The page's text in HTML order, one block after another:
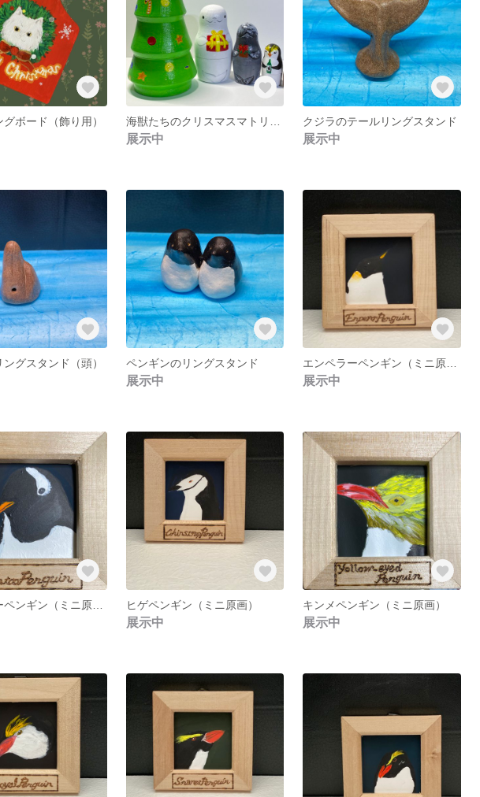
ボード（飾り用）
展示中
クジラのテールリングスタンド
展示中
グスタンド（頭） ペンギンのリングスタンド
展示中 展示中
ジェンツーペンギン（ミニ原画） ヒゲペンギン（ミニ原画）
展示中
キンメペンギン（ミニ原画）
展示中